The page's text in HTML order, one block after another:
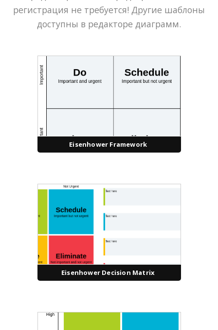
регистрация не требуется! Другие шаблоны
доступны в редакторе диаграмм.
Eisenhower Framework
Eisenhower Decision Matrix